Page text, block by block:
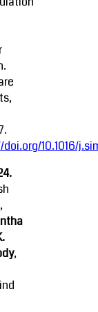
10.1016/
,